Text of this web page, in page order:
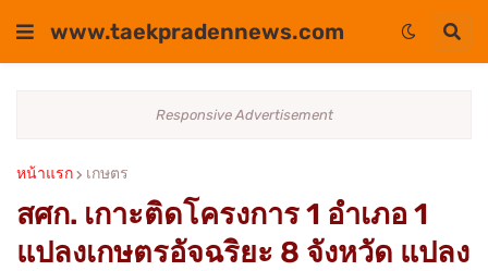
www.taekpradennews.com
Responsive Advertisement
หน้าแรก เกษตร
สศก. เกาะติดโครงการ 1 อำเภอ 1
แปลงเกษตรอัจฉริยะ 8 จังหวัด แปลง